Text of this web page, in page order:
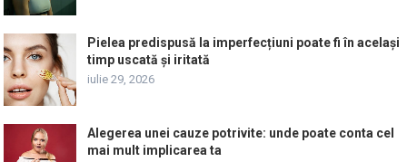
Pielea predispusă la imperfecțiuni poate fi în același
timp uscată și iritată
iulie 29, 2026
Alegerea unei cauze potrivite: unde poate conta cel
mai mult implicarea ta